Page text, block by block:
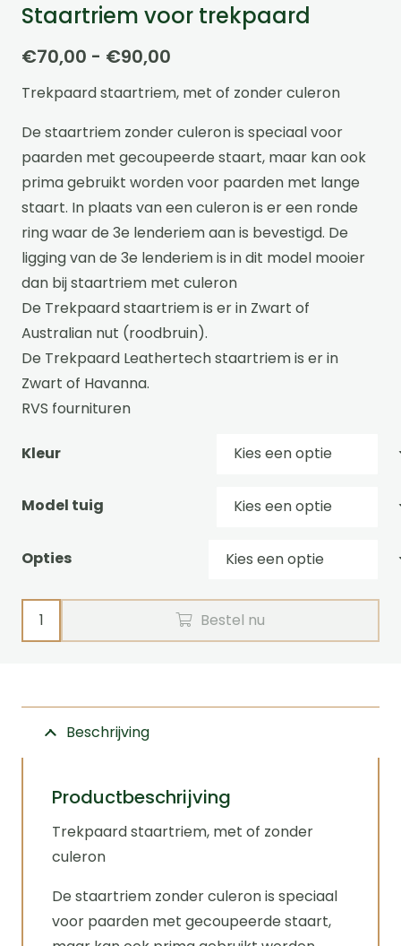
Staartriem voor trekpaard
€70,00 - €90,00
€70,00
tot
€90,00
Trekpaard staartriem, met of zonder culeron
De staartriem zonder culeron is speciaal voor
paarden met gecoupeerde staart, maar kan ook
prima gebruikt worden voor paarden met lange
staart. In plaats van een culeron is er een ronde
ring waar de 3e lenderiem aan is bevestigd. De
ligging van de 3e lenderiem is in dit model mooier
dan bij staartriem met culeron
De Trekpaard staartriem is er in Zwart of
Australian nut (roodbruin).
De Trekpaard Leathertech staartriem is er in
Zwart of Havanna.
RVS fournituren
Kleur
Model tuig
Opties
Staartriem
voor
Bestel nu
Beschrijving
Productbeschrijving
Trekpaard staartriem, met of zonder
culeron
De staartriem zonder culeron is speciaal
voor paarden met gecoupeerde staart,